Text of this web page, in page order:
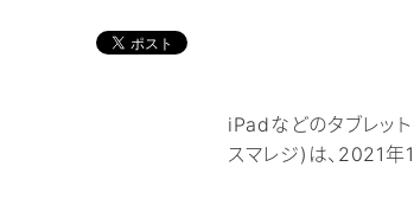
iPadなどのタブレッ
スマレジ)は、2021年